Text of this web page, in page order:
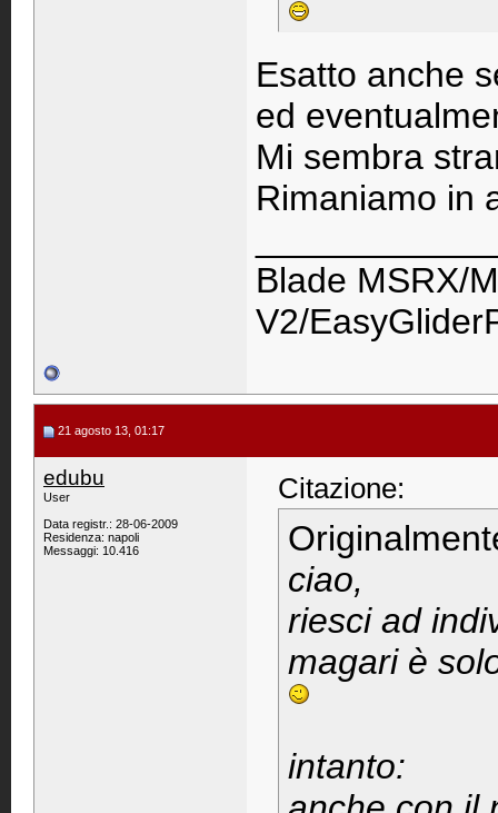
Esatto anche
ed
Mi sembra
Rimaniamo in
Blade MSRX/
V2/
21 agosto 13, 01:17
edubu
User
Data registr.: 28-06-2009
Residenza: napoli
Messaggi: 10.416
Citazione:
ciao,
riesci ad
magari è
intanto: